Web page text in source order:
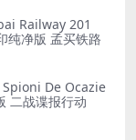
Railway 201
纯净版 孟买铁路
Spioni De Ocazie
二战谍报行动